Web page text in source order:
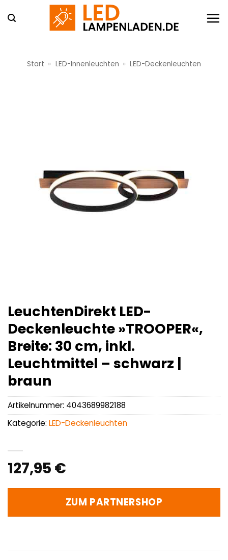
Inhalt
Start » LED-Innenleuchten » LED-Deckenleuchten
LeuchtenDirekt LED-
Deckenleuchte »TROOPER«,
Breite: 30 cm, inkl.
Leuchtmittel – schwarz |
braun
127,95 €
ZUM PARTNERSHOP
Artikelnummer: 4043689982188
Kategorie: LED-Deckenleuchten